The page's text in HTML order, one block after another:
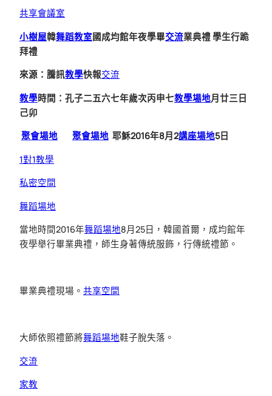
共享會議室
小樹屋韓舞蹈教室國成均館年夜學畢交流業典禮 學生行跪
拜禮
來源：騰訊教學快報交流
教學時間：孔子二五六七年歲次丙申七教學場地月廿三日
己卯
聚會場地 聚會場地 耶穌2016年8月2講座場地5日
1對1教學
私密空間
舞蹈場地
當地時間2016年舞蹈場地8月25日，韓國首爾，成均館年
夜學舉行畢業典禮，師生身著傳統服飾，行傳統禮節。
畢業典禮現場。 共享空間
大師依照禮節將舞蹈場地鞋子脫失落。
交流
家教